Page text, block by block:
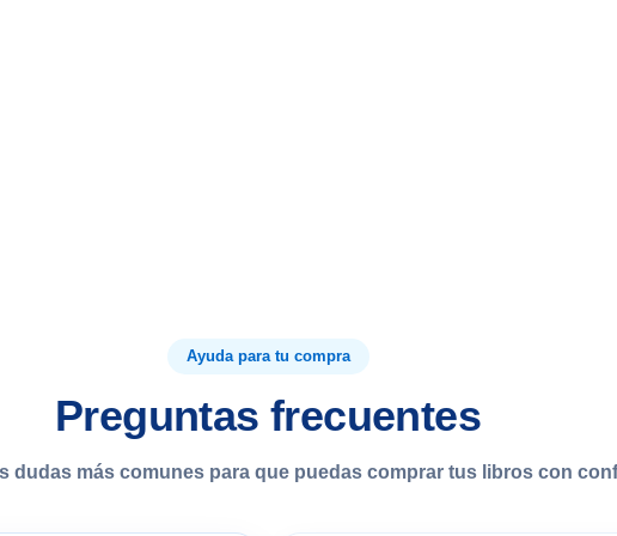
Ayuda para tu compra
Preguntas frecuentes
dudas más comunes para que puedas comprar tus libros con